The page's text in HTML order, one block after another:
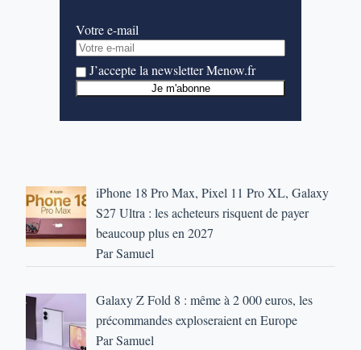
Votre e-mail
J’accepte la newsletter Menow.fr
iPhone 18 Pro Max, Pixel 11 Pro XL, Galaxy
S27 Ultra : les acheteurs risquent de payer
beaucoup plus en 2027
Par Samuel
Galaxy Z Fold 8 : même à 2 000 euros, les
précommandes exploseraient en Europe
Par Samuel